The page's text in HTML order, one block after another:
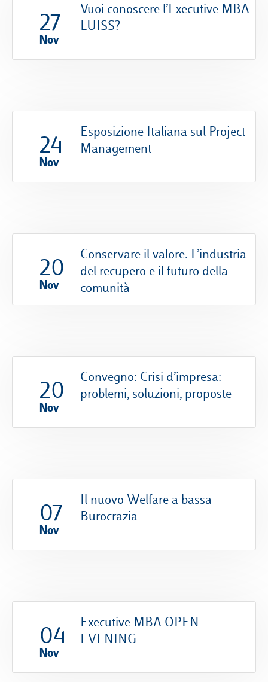
27
Nov
Vuoi conoscere l’Executive MBA
LUISS?
24
Nov
Esposizione Italiana sul Project
Management
20
Nov
Conservare il valore. L’industria
del recupero e il futuro della
comunità
20
Nov
Convegno: Crisi d’impresa:
problemi, soluzioni, proposte
07
Nov
Il nuovo Welfare a bassa
Burocrazia
04
Nov
Executive MBA OPEN
EVENING